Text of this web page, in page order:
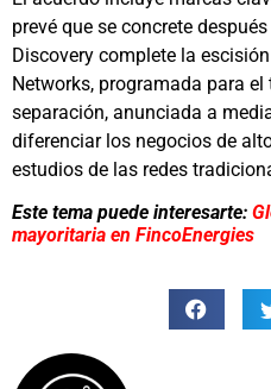
prevé que se concrete
Discovery complete la
Networks, programada para
separación, anunciada a
diferenciar los negocios de
estudios de las redes
Este tema puede interesarte:
mayoritaria en FincoEnergies